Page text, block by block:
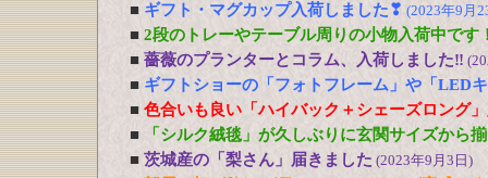
■ ギフト・マグカップ入荷しました❣ (2023年9月
■ 2段のトレーやテーブル周りの小物入荷中です
■ 薔薇のプランターとコラム、入荷しました‼
■ ギフトショーの「フォトフレーム」や「LED
■ 色合いも良い「ハイバック＋シェーズロング
■
「シルク絨毯」が久しぶりに玄関サイズから
■ 茨城産の「梨さん」届きました (2023年9月3日)